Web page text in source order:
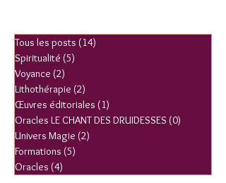
Tous les posts(14)
Spiritualité (5)5 posts
Voyance (2)2 posts
Lithothérapie(2)2 posts
Œuvres éditoriales
Oracles LE CHANT DES DRUIDESSES